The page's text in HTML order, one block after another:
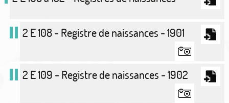
2 E 108 - Registre de naissances - 1901
2 E 109 - Registre de naissances - 1902